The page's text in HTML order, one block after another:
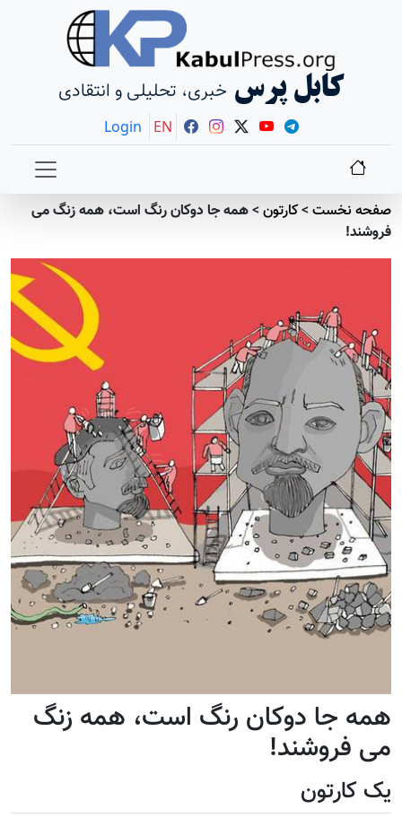
کابل پرس خبری، تحلیلی و انتقادی
Login EN
صفحه نخست>کارتون>همه جا دوکان رنگ است، همه زنگ می
فروشند!
همه جا دوکان رنگ است، همه زنگ
می فروشند!
یک کارتون